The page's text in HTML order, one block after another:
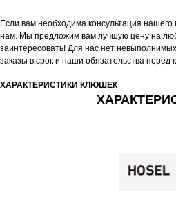
Если вам необходима консультация
нам. Мы предложим вам лучшую цену на
заинтересовать! Для нас нет
заказы в срок и наши обязательства перед
ХАРАКТЕРИСТИКИ КЛЮШЕК